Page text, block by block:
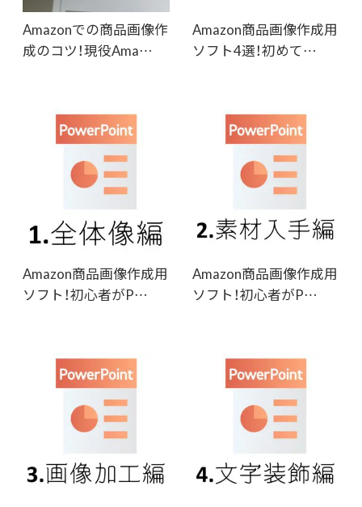
Amazonでの商品画像作
成のコツ！現役Ama…
Amazon商品画像作成用
ソフト4選！初めて…
Amazon商品画像作成用
ソフト！初心者がP…
Amazon商品画像作成用
ソフト！初心者がP…